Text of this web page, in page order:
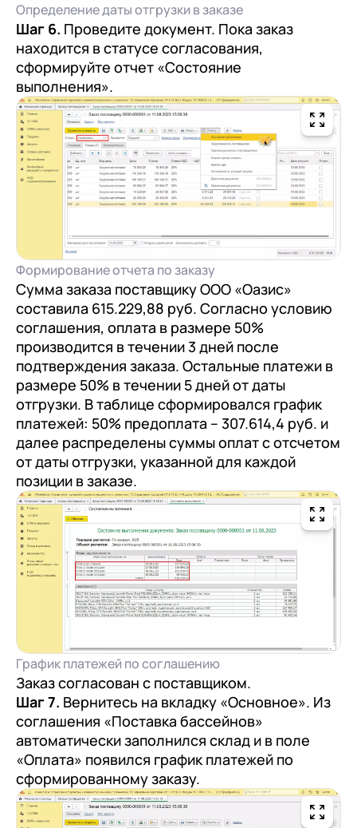
Определение даты отгрузки в заказе
Шаг 6. Проведите документ. Пока заказ
находится в статусе согласования,
сформируйте отчет «Состояние
выполнения».
Формирование отчета по заказу
Сумма заказа поставщику ООО «Оазис»
составила 615.229,88 руб. Согласно условию
соглашения, оплата в размере 50%
производится в течении 3 дней после
подтверждения заказа. Остальные платежи в
размере 50% в течении 5 дней от даты
отгрузки. В таблице сформировался график
платежей: 50% предоплата – 307.614,4 руб. и
далее распределены суммы оплат с отсчетом
от даты отгрузки, указанной для каждой
позиции в заказе.
График платежей по соглашению
Заказ согласован с поставщиком.
Шаг 7. Вернитесь на вкладку «Основное». Из
соглашения «Поставка бассейнов»
автоматически заполнился склад и в поле
«Оплата» появился график платежей по
сформированному заказу.